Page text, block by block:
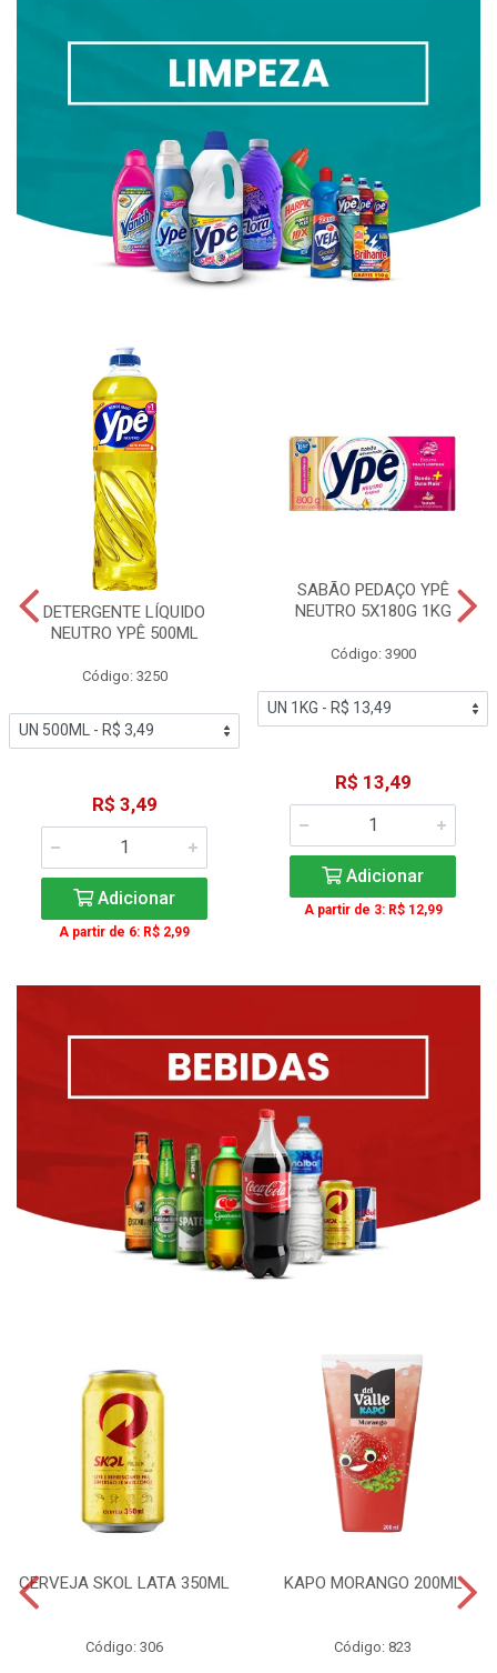
DETERGENTE LÍQUIDO
NEUTRO YPÊ 500ML
Código: 3250
R$ 3,49
Adicionar
A partir de 6: R$ 2,99
SABÃO PEDAÇO YPÊ
NEUTRO 5X180G 1KG
Código: 3900
R$ 13,49
Adicionar
A partir de 3: R$ 12,99
CERVEJA SKOL LATA 350ML
Código: 306
KAPO MORANGO 200ML
Código: 823